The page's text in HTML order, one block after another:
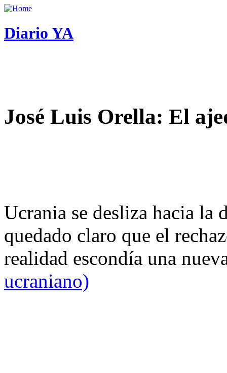
Diario YA
José Luis Orella: El
Ucrania se desliza hacia
quedado claro que el
realidad escondía una
ucraniano)